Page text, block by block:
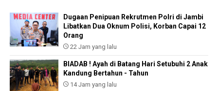
Dugaan Penipuan Rekrutmen Polri di Jambi
Libatkan Dua Oknum Polisi, Korban Capai 12
Orang
22 Jam yang lalu
BIADAB ! Ayah di Batang Hari Setubuhi 2 Anak
Kandung Bertahun - Tahun
14 Jam yang lalu